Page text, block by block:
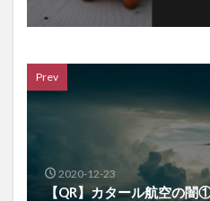
Prev
2020-12-23
【QR】カタール航空の